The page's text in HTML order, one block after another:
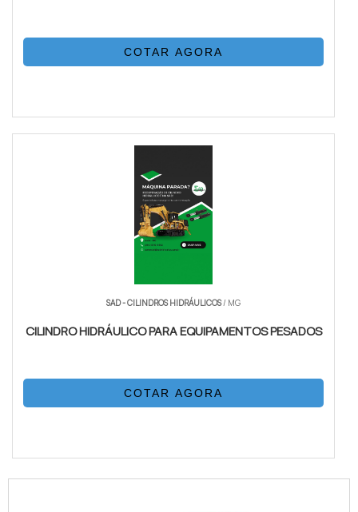
COTAR AGORA
SAD - CILINDROS HIDRÁULICOS/ MG
CILINDRO HIDRÁULICO PARA EQUIPAMENTOS PESADOS
COTAR AGORA